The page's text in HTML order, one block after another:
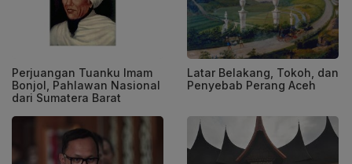
Perjuangan Tuanku Imam
Bonjol, Pahlawan Nasional
dari Sumatera Barat
Latar Belakang, Tokoh, dan
Penyebab Perang Aceh